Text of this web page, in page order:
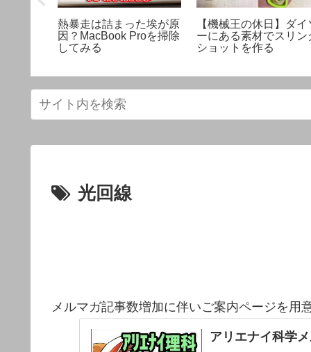
熱暴走は詰まった埃が原
因？MacBook Proを掃除
してみる
【機械王の休日】ダイ
ーにある素材でスリン
ショットを作る
光回線
メルマガ記事数増加に伴いご案内ページを用
アリエナイ科学